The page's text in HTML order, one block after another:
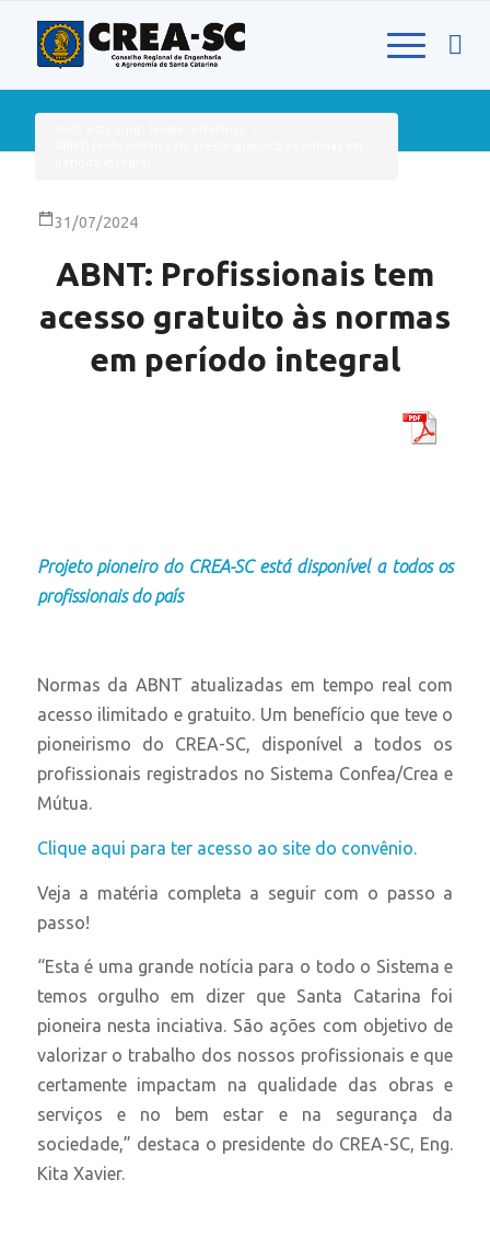
31/07/2024
ABNT: Profissionais tem
acesso gratuito às normas
em período integral
Projeto pioneiro do CREA-SC está disponível a todos os
profissionais do país
Normas da ABNT atualizadas em tempo real com
acesso ilimitado e gratuito. Um benefício que teve o
pioneirismo do CREA-SC, disponível a todos os
profissionais registrados no Sistema Confea/Crea e
Mútua.
Clique aqui para ter acesso ao site do convênio.
Veja a matéria completa a seguir com o passo a
passo!
“Esta é uma grande notícia para o todo o Sistema e
temos orgulho em dizer que Santa Catarina foi
pioneira nesta inciativa. São ações com objetivo de
valorizar o trabalho dos nossos profissionais e que
certamente impactam na qualidade das obras e
serviços e no bem estar e na segurança da
sociedade,” destaca o presidente do CREA-SC, Eng.
Kita Xavier.